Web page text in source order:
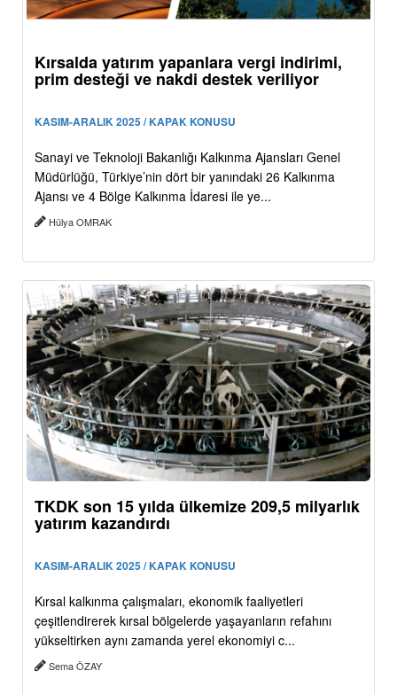
Kırsalda yatırım yapanlara vergi indirimi,
prim desteği ve nakdi destek veriliyor
KASIM-ARALIK 2025 / KAPAK KONUSU
Sanayi ve Teknoloji Bakanlığı Kalkınma Ajansları Genel
Müdürlüğü, Türkiye’nin dört bir yanındaki 26 Kalkınma
Ajansı ve 4 Bölge Kalkınma İdaresi ile ye...
Hülya OMRAK
TKDK son 15 yılda ülkemize 209,5 milyarlık
yatırım kazandırdı
KASIM-ARALIK 2025 / KAPAK KONUSU
Kırsal kalkınma çalışmaları, ekonomik faaliyetleri
çeşitlendirerek kırsal bölgelerde yaşayanların refahını
yükseltirken aynı zamanda yerel ekonomiyi c...
Sema ÖZAY